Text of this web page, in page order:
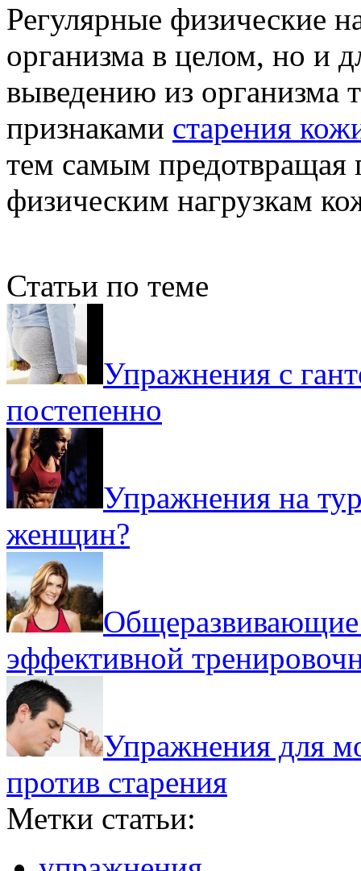
Регулярные физические
организма в целом, но и
выведению из организма
признаками старения
тем самым предотвращая
физическим нагрузкам
Статьи по теме
Упражнения с
постепенно
Упражнения на
женщин?
эффективной
Упражнения для
против старения
Метки статьи: